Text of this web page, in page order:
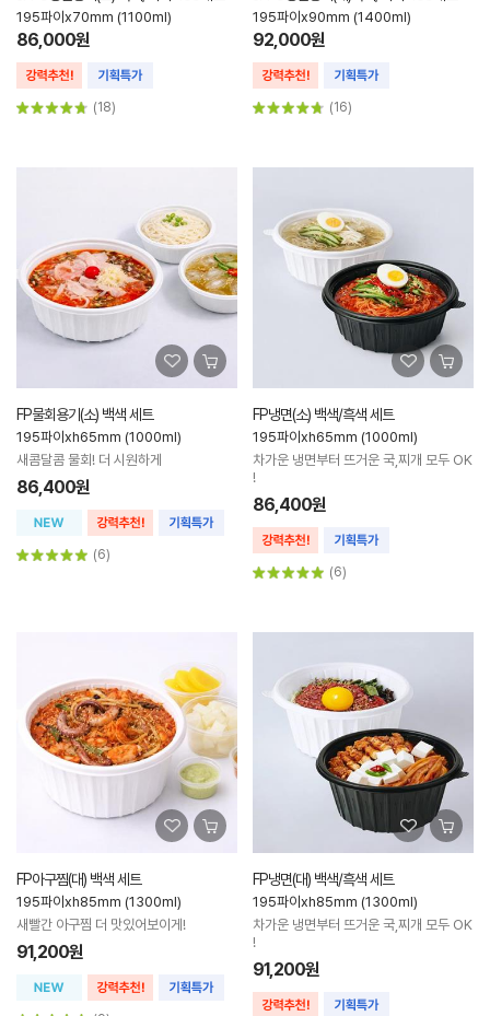
195파이x70mm (1100ml)
86,000원
(18)
195파이x90mm (1400ml)
92,000원
(16)
FP물회용기(소) 백색 세트
195파이xh65mm (1000ml)
새콤달콤 물회! 더 시원하게
86,400원
(6)
FP냉면(소) 백색/흑색 세트
195파이xh65mm (1000ml)
차가운 냉면부터 뜨거운 국,찌개 모두 OK
!
86,400원
(6)
FP아구찜(대) 백색 세트
195파이xh85mm (1300ml)
새빨간 아구찜 더 맛있어보이게!
91,200원
FP냉면(대) 백색/흑색 세트
195파이xh85mm (1300ml)
차가운 냉면부터 뜨거운 국,찌개 모두 OK
!
91,200원